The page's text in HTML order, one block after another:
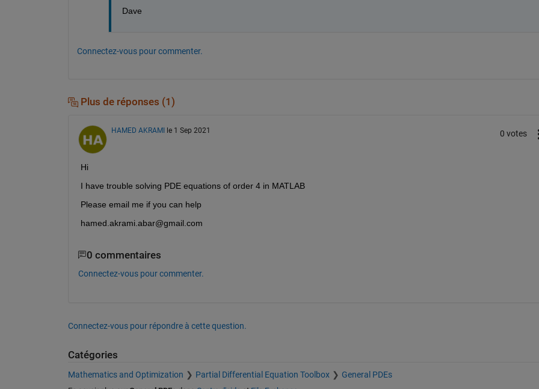
Dave
Connectez-vous pour commenter.
Plus de réponses (1)
HAMED AKRAMI le 1 Sep 2021 0 votes
Hi
I have trouble solving PDE equations of order 4 in MATLAB
Please email me if you can help
hamed.akrami.abar@gmail.com
0 commentaires
Connectez-vous pour commenter.
Connectez-vous pour répondre à cette question.
Catégories
Mathematics and Optimization Partial Differential Equation Toolbox General PDEs